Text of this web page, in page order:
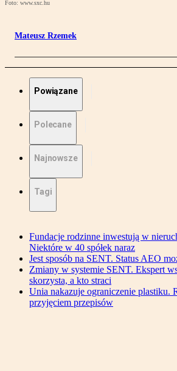
Foto: www.sxc.hu
Mateusz Rzemek
Powiązane
Polecane
Najnowsze
Tagi
Fundacje rodzinne inwestują w
Niektóre w 40 spółek naraz
Jest sposób na SENT. Status AEO
Zmiany w systemie SENT. Ekspert
skorzysta, a kto straci
Unia nakazuje ograniczenie plastiku.
przyjęciem przepisów